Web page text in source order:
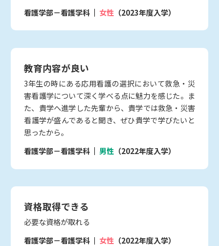
看護学部－看護学科
女性 （2023年度入学）
教育内容が良い
3年生の時にある応用看護の選択において救急・災
害看護学について深く学べる点に魅力を感じた。ま
た、貴学へ進学した先輩から、貴学では救急・災害
看護学が盛んであると聞き、ぜひ貴学で学びたいと
思ったから。
看護学部－看護学科
男性 （2022年度入学）
資格取得できる
必要な資格が取れる
看護学部－看護学科
女性 （2022年度入学）